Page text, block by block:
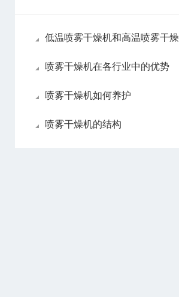
低温喷雾干燥机和高温喷雾干燥机各自优点
喷雾干燥机在各行业中的优势
喷雾干燥机如何养护
喷雾干燥机的结构